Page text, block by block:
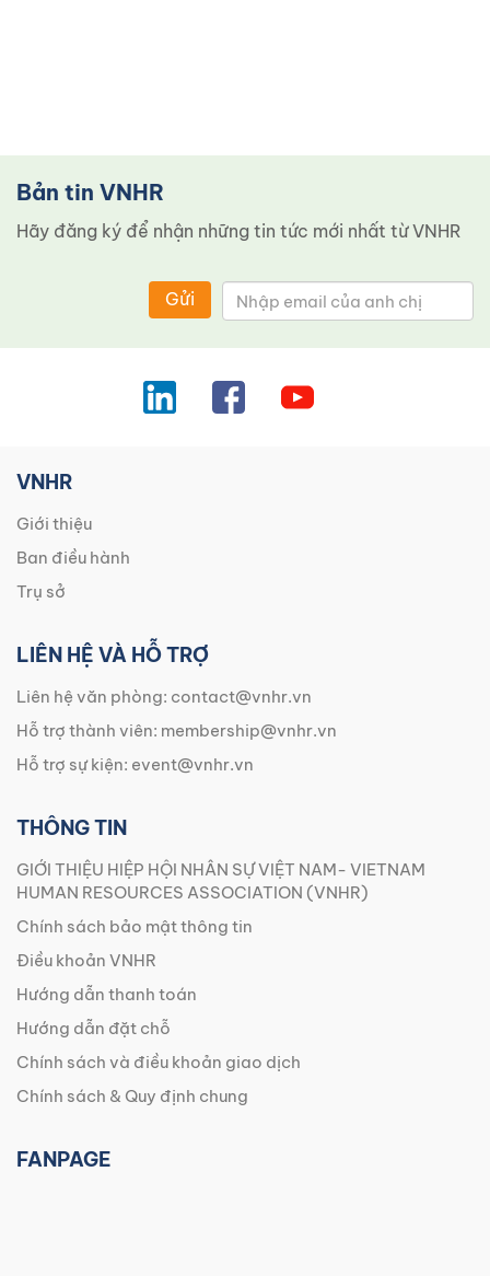
Bản tin VNHR
Hãy đăng ký để nhận những tin tức mới nhất từ ​​VNHR
Gửi
VNHR
Giới thiệu
Ban điều hành
Trụ sở
LIÊN HỆ VÀ HỖ TRỢ
Liên hệ văn phòng: contact@vnhr.vn
Hỗ trợ thành viên: membership@vnhr.vn
Hỗ trợ sự kiện: event@vnhr.vn
THÔNG TIN
GIỚI THIỆU HIỆP HỘI NHÂN SỰ VIỆT NAM- VIETNAM
HUMAN RESOURCES ASSOCIATION (VNHR)
Chính sách bảo mật thông tin
Điều khoản VNHR
Hướng dẫn thanh toán
Hướng dẫn đặt chỗ
Chính sách và điều khoản giao dịch
Chính sách & Quy định chung
FANPAGE